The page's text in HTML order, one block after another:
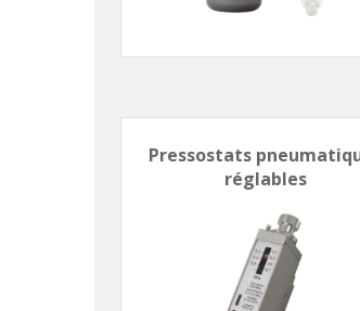
Pressostats
réglables